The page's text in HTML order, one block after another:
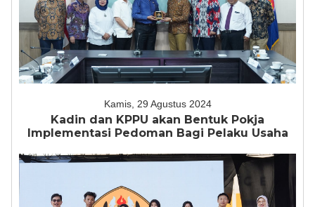
Kamis, 29 Agustus 2024
Kadin dan KPPU akan Bentuk Pokja
Implementasi Pedoman Bagi Pelaku Usaha